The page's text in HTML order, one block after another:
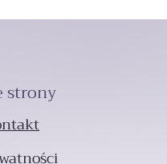
strony